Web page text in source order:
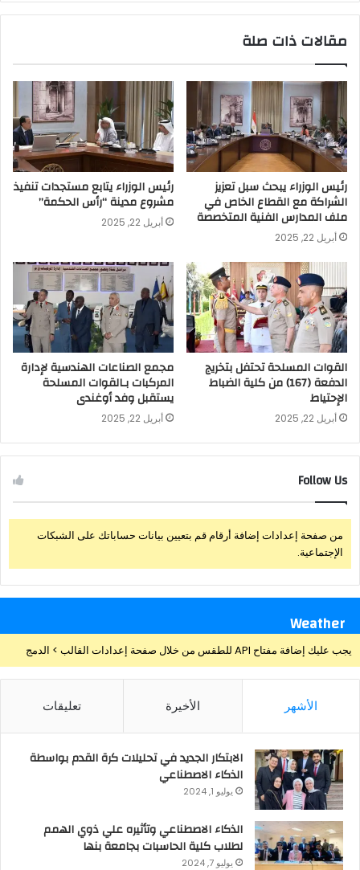
مقالات ذات صلة
رئيس الوزراء يبحث سبل تعزيز
الشراكة مع القطاع الخاص في
ملف المدارس الفنية المتخصصة
أبريل 22, 2025
رئيس الوزراء يتابع مستجدات تنفيذ
مشروع مدينة “رأس الحكمة”
أبريل 22, 2025
القوات المسلحة تحتفل بتخريج
الدفعة (167) من كلية الضباط
الإحتياط
أبريل 22, 2025
مجمع الصناعات الهندسية لإدارة
المركبات بـالقوات المسلحة
يستقبل وفد أوغندى
أبريل 22, 2025
Follow Us
من صفحة إعدادات إضافة أرقام قم بتعيين بيانات حساباتك على الشبكات
الإجتماعية.
Weather
يجب عليك إضافة مفتاح API للطقس من خلال صفحة إعدادات القالب > الدمج
الأشهر الأخيرة تعليقات
الابتكار الجديد في تحليلات كرة القدم بواسطة
الذكاء الاصطناعي
يوليو 1, 2024
الذكاء الاصطناعي وتأثيره علي ذوي الهمم
لطلاب كلية الحاسبات بجامعة بنها
يوليو 7, 2024